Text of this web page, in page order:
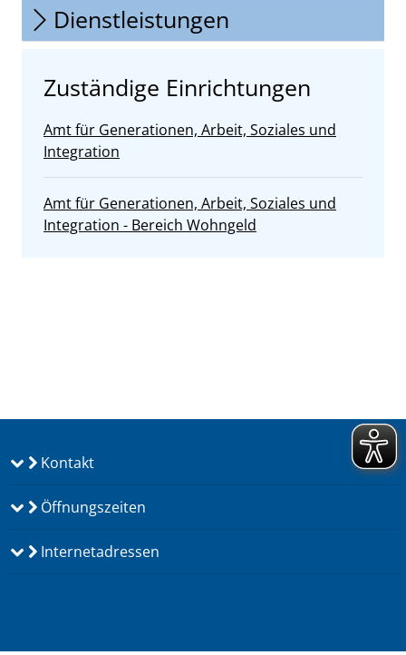
Dienstleistungen
Zuständige Einrichtungen
Amt für Generationen, Arbeit, Soziales und
Integration
Amt für Generationen, Arbeit, Soziales und
Integration - Bereich Wohngeld
Kontakt
Öffnungszeiten
Internetadressen